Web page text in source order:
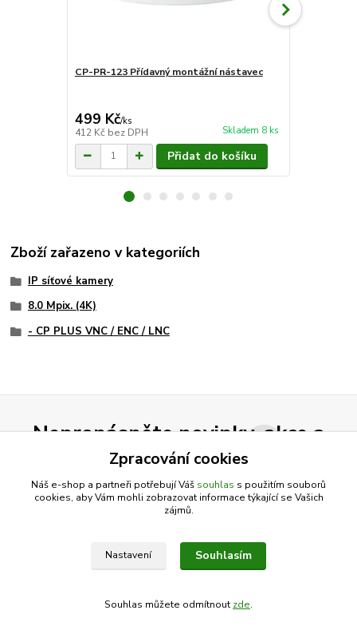
CP-PR-123 Přídavný montážní nástavec
499 Kč/ks
412 Kč bez DPH Skladem 8 ks
Přidat do košíku
Zboží zařazeno v kategoriích
IP síťové kamery
8.0 Mpix. (4K)
- CP PLUS VNC / ENC / LNC
Nepropásněte novinky, akce a
slevy!
zpracováním osobních údajůza účelem rozesílky newsletteru.
Můžete se kdykoli odhlásit. Zasíláme jednou za 14 dní.
Zpracování cookies
Náš e-shop a partneři potřebují Váš souhlas s použitím souborů
cookies, aby Vám mohli zobrazovat informace týkající se Vašich
zájmů.
Nastavení Souhlasím
Souhlas můžete odmítnout zde.